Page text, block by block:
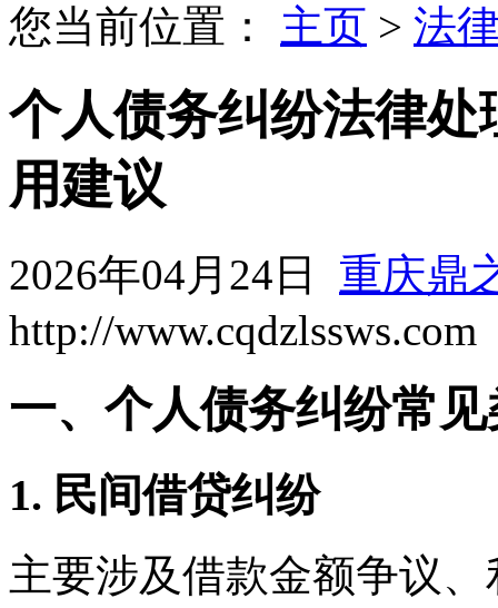
您当前位置： 主页 > 法
个人债务纠纷法律处
用建议
2026年04月24日 重庆鼎
http://www.cqdzlssws.com
一、个人债务纠纷常
1. 民间借贷纠纷
主要涉及借款金额争议